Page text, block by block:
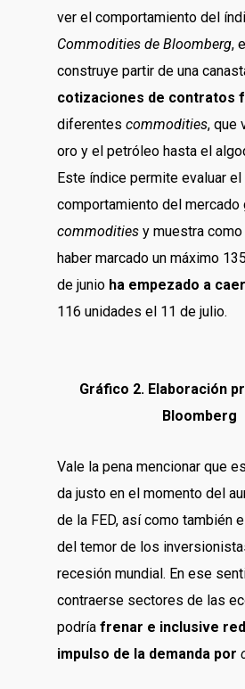
ver el comportamiento del
Commodities de Bloomberg,
construye partir de una
cotizaciones de contratos
diferentes commodities, que
oro y el petróleo hasta el
Este índice permite evaluar el
comportamiento del mercado
commodities y muestra
haber marcado un máximo
de junio ha empezado a caer
116 unidades el 11 de julio.
Gráfico 2. Elaboración
Bloomberg
Vale la pena mencionar que
da justo en el momento del
de la FED, así como también
del temor de los
recesión mundial. En ese
contraerse sectores de las
podría frenar e inclusive
impulso de la demanda por